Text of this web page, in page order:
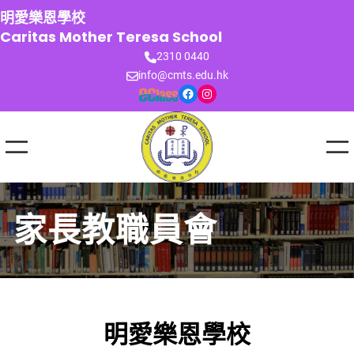
跳
至
主
明愛樂恩學校
Caritas Mother Teresa School
2310 0440
info@cmts.edu.hk
Facebook Instagram
家長教職員會
明愛樂恩學校